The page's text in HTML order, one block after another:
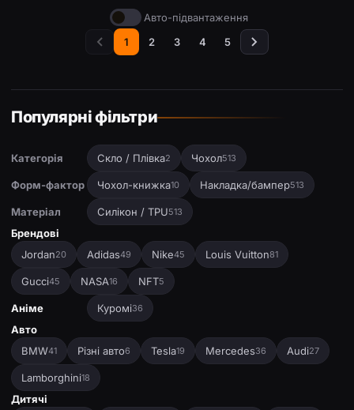
Авто-підвантаження
1
2 3 4 5
Популярні фільтри
Категорія Скло / Плівка2 Чохол513
Форм-фактор Чохол-книжка10 Накладка/бампер513
Матеріал Силікон / TPU513
Брендові
Jordan20 Adidas49 Nike45 Louis Vuitton81
Gucci45 NASA16 NFT5
Аніме Куромі36
Авто
BMW41 Різні авто6 Tesla19 Mercedes36 Audi27
Lamborghini18
Дитячі